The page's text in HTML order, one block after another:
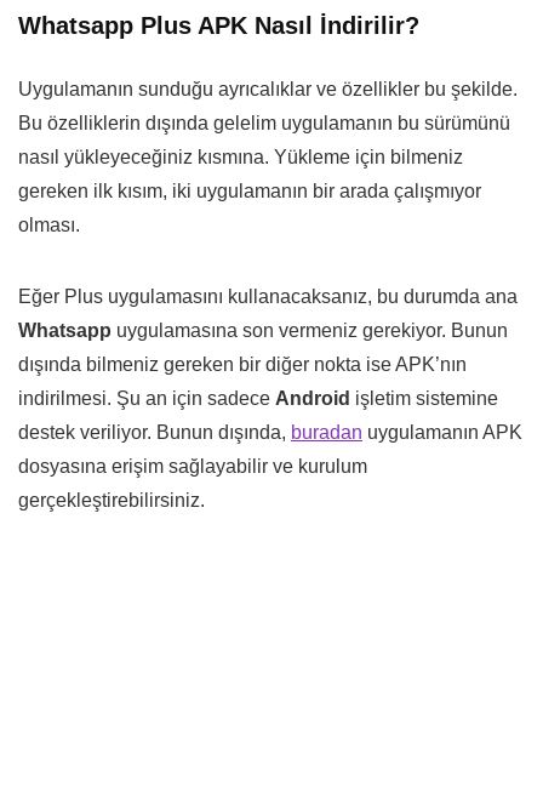
Whatsapp Plus APK Nasıl İndirilir?
Uygulamanın sunduğu ayrıcalıklar ve özellikler bu şekilde.
Bu özelliklerin dışında gelelim uygulamanın bu sürümünü
nasıl yükleyeceğiniz kısmına. Yükleme için bilmeniz
gereken ilk kısım, iki uygulamanın bir arada çalışmıyor
olması.
Eğer Plus uygulamasını kullanacaksanız, bu durumda ana
Whatsapp uygulamasına son vermeniz gerekiyor. Bunun
dışında bilmeniz gereken bir diğer nokta ise APK’nın
indirilmesi. Şu an için sadece Android işletim sistemine
destek veriliyor. Bunun dışında, buradan uygulamanın APK
dosyasına erişim sağlayabilir ve kurulum
gerçekleştirebilirsiniz.